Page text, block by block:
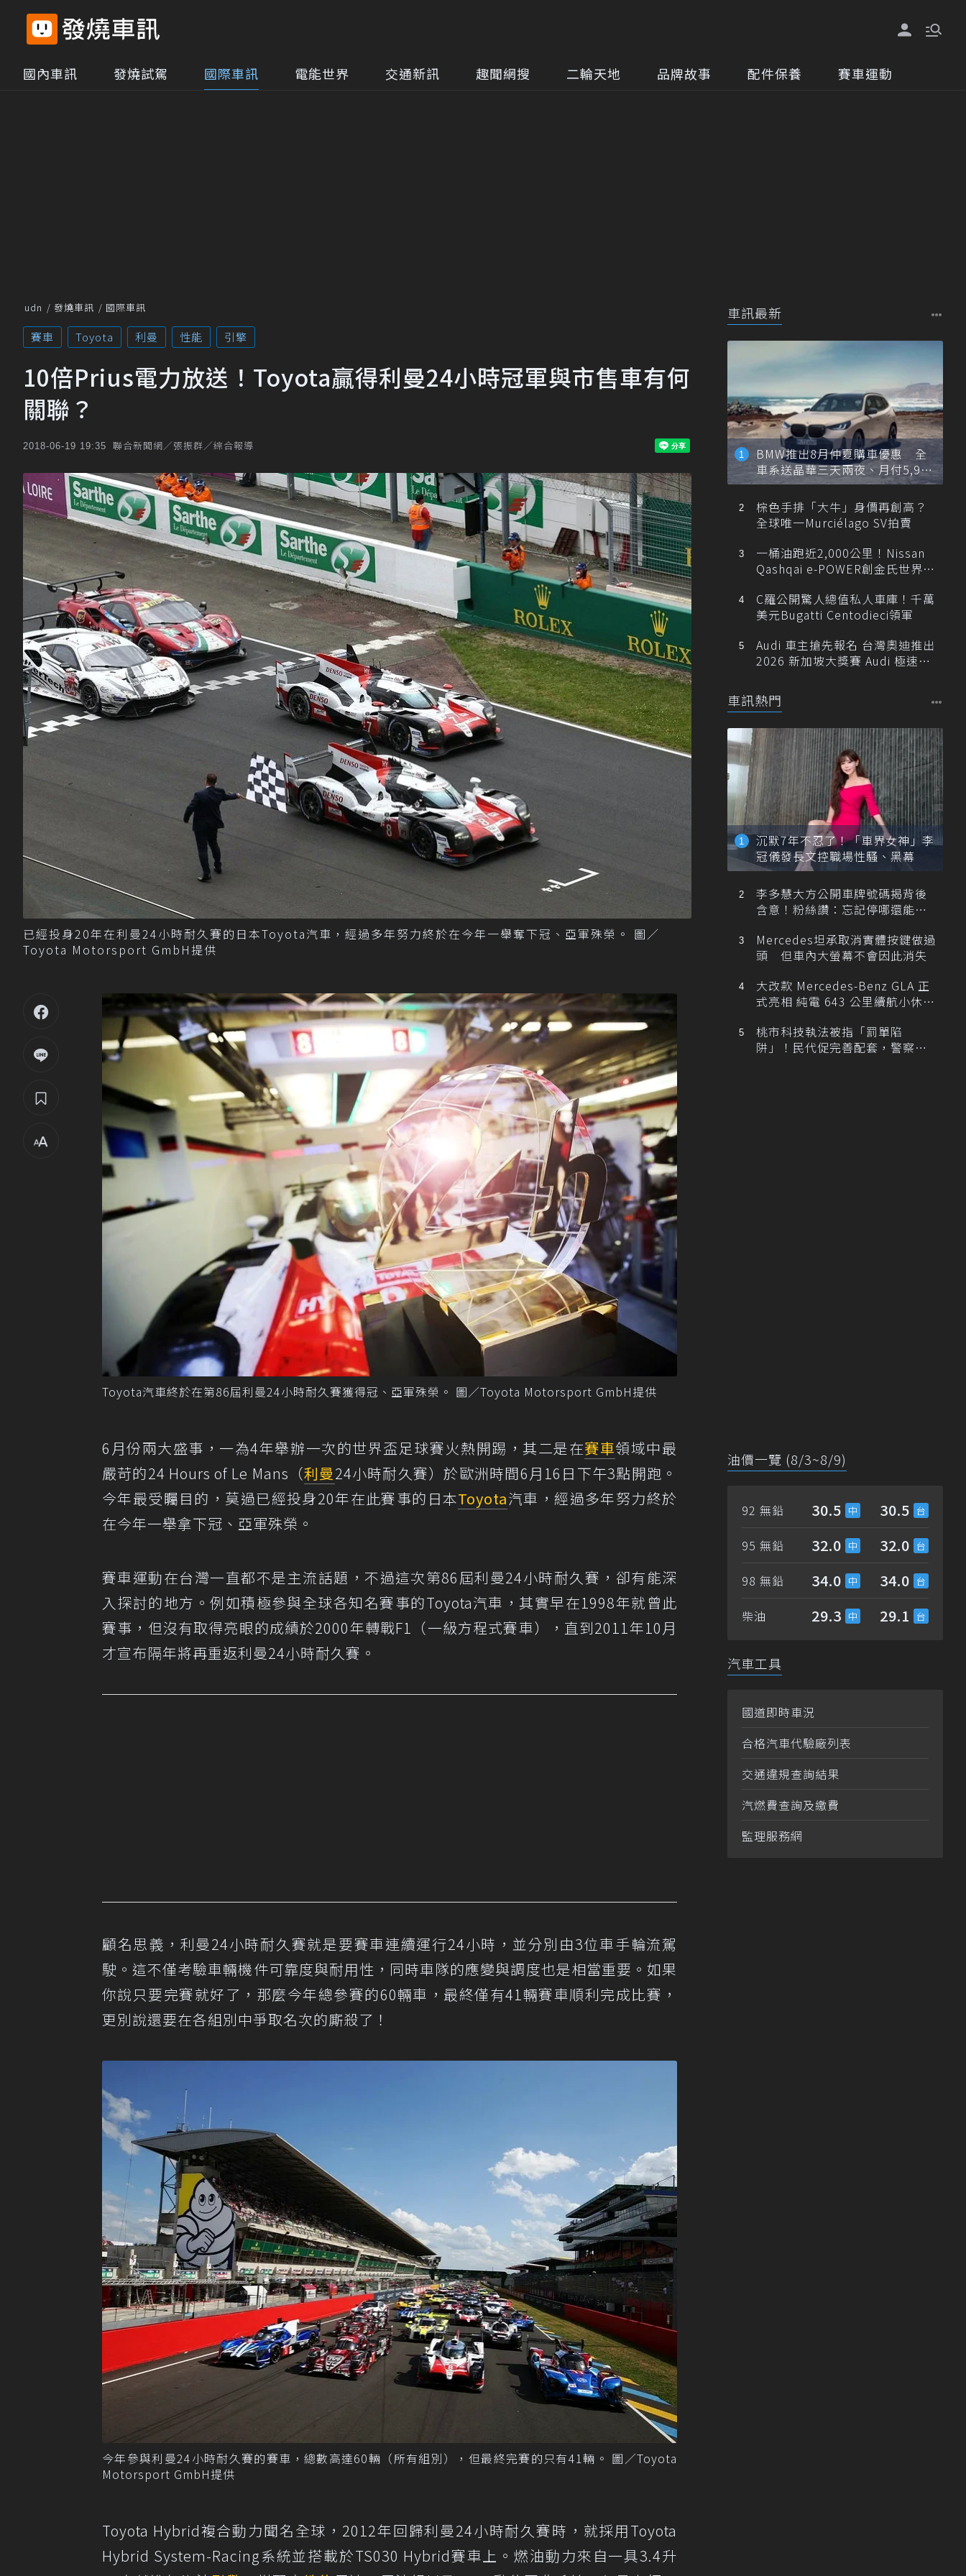
國內車訊 發燒試駕 國際車訊 電能世界 交通新訊 趣聞網搜 二輪天地 品牌故事 配件保養 賽車運動
udn 發燒車訊 國際車訊
賽車 Toyota 利曼 性能 引擎
10倍Prius電力放送！Toyota贏得利曼24小時冠軍與市售車有何
關聯？
2018-06-19 19:35 聯合新聞網／張振群／綜合報導
已經投身20年在利曼24小時耐久賽的日本Toyota汽車，經過多年努力終於在今年一舉奪下冠、亞軍殊榮。 圖／
Toyota Motorsport GmbH提供
Toyota汽車終於在第86屆利曼24小時耐久賽獲得冠、亞軍殊榮。 圖／Toyota Motorsport GmbH提供
6月份兩大盛事，一為4年舉辦一次的世界盃足球賽火熱開踢，其二是在賽車領域中最
嚴苛的24 Hours of Le Mans（利曼24小時耐久賽）於歐洲時間6月16日下午3點開跑。
今年最受矚目的，莫過已經投身20年在此賽事的日本Toyota汽車，經過多年努力終於
在今年一舉拿下冠、亞軍殊榮。
賽車運動在台灣一直都不是主流話題，不過這次第86屆利曼24小時耐久賽，卻有能深
入探討的地方。例如積極參與全球各知名賽事的Toyota汽車，其實早在1998年就曾此
賽事，但沒有取得亮眼的成績於2000年轉戰F1（一級方程式賽車），直到2011年10月
才宣布隔年將再重返利曼24小時耐久賽。
顧名思義，利曼24小時耐久賽就是要賽車連續運行24小時，並分別由3位車手輪流駕
駛。這不僅考驗車輛機件可靠度與耐用性，同時車隊的應變與調度也是相當重要。如果
你說只要完賽就好了，那麼今年總參賽的60輛車，最終僅有41輛賽車順利完成比賽，
更別說還要在各組別中爭取名次的廝殺了！
今年參與利曼24小時耐久賽的賽車，總數高達60輛（所有組別），但最終完賽的只有41輛。 圖／Toyota
Motorsport GmbH提供
Toyota Hybrid複合動力聞名全球，2012年回歸利曼24小時耐久賽時，就採用Toyota
Hybrid System-Racing系統並搭載於TS030 Hybrid賽車上。燃油動力來自一具3.4升
車訊最新
BMW推出8月仲夏購車優惠 全
車系送晶華三天兩夜、月付5,900
元起
棕色手排「大牛」身價再創高？
全球唯一Murciélago SV拍賣
一桶油跑近2,000公里！Nissan
Qashqai e-POWER創金氏世界紀
C羅公開驚人總值私人車庫！千萬
美元Bugatti Centodieci領軍
Audi 車主搶先報名 台灣奧迪推出
2026 新加坡大獎賽 Audi 極速之
車訊熱門
沉默7年不忍了！「車界女神」李
冠儀發長文控職場性騷、黑幕
李多慧大方公開車牌號碼揭背後
含意！粉絲讚：忘記停哪還能幫
Mercedes坦承取消實體按鍵做過
頭 但車內大螢幕不會因此消失
大改款 Mercedes-Benz GLA 正
式亮相 純電 643 公里續航小休
桃市科技執法被指「罰單陷
阱」！民代促完善配套，警察局
油價一覽 (8/3~8/9)
92 無鉛 30.5 30.5
95 無鉛 32.0 32.0
98 無鉛 34.0 34.0
柴油 29.3 29.1
汽車工具
國道即時車況
合格汽車代驗廠列表
交通違規查詢結果
汽燃費查詢及繳費
監理服務網